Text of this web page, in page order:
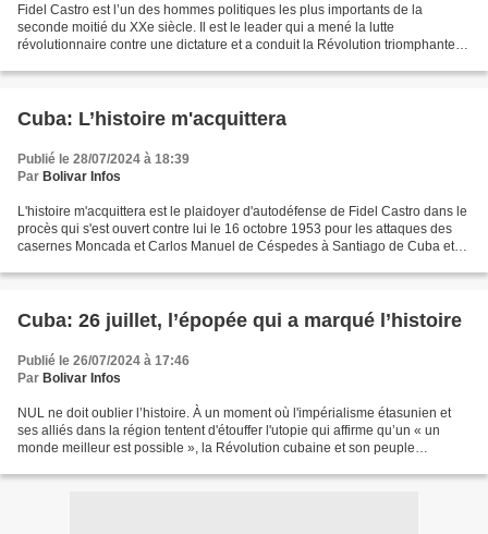
Fidel Castro est l’un des hommes politiques les plus importants de la
seconde moitié du XXe siècle. Il est le leader qui a mené la lutte
révolutionnaire contre une dictature et a conduit la Révolution triomphante
Cuba: L’histoire m'acquittera
Publié le 28/07/2024 à 18:39
Par Bolivar Infos
L'histoire m'acquittera est le plaidoyer d'autodéfense de Fidel Castro dans le
procès qui s'est ouvert contre lui le 16 octobre 1953 pour les attaques des
casernes Moncada et Carlos Manuel de Céspedes à Santiago de Cuba et
Cuba: 26 juillet, l’épopée qui a marqué l’histoire
Publié le 26/07/2024 à 17:46
Par Bolivar Infos
NUL ne doit oublier l’histoire. À un moment où l'impérialisme étasunien et
ses alliés dans la région tentent d'étouffer l'utopie qui affirme qu’un « un
monde meilleur est possible », la Révolution cubaine et son peuple